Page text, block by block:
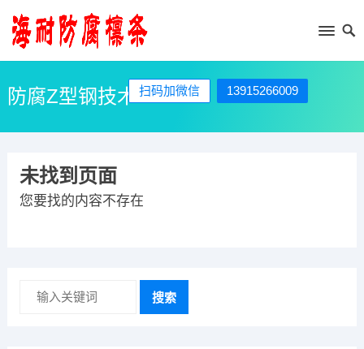
扫码加微信 13915266009
防腐Z型钢技术
未找到页面
您要找的内容不存在
搜索